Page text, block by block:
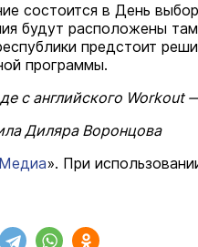
состоится в День
будут расположены
предстоит
программы.
с английского Workout
Диляра Воронцова
». При